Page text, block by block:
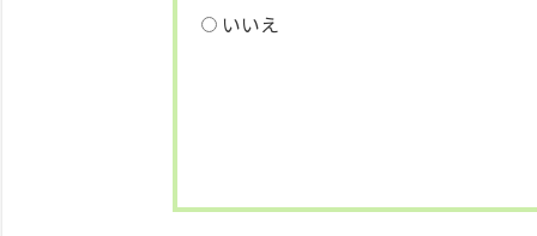
いいえ